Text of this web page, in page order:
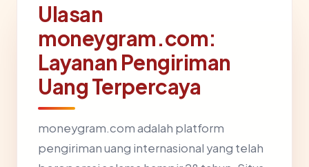
Ulasan
moneygram.com:
Layanan Pengiriman
Uang Terpercaya
moneygram.com adalah platform
pengiriman uang internasional yang telah